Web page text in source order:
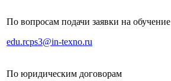
По вопросам подачи заявки на обучение
edu.rcps3@in-texno.ru
По юридическим договорам